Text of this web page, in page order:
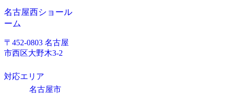
名古屋西ショール
ーム
〒452-0803 名古屋
市西区大野木3-2
対応エリア
名古屋市